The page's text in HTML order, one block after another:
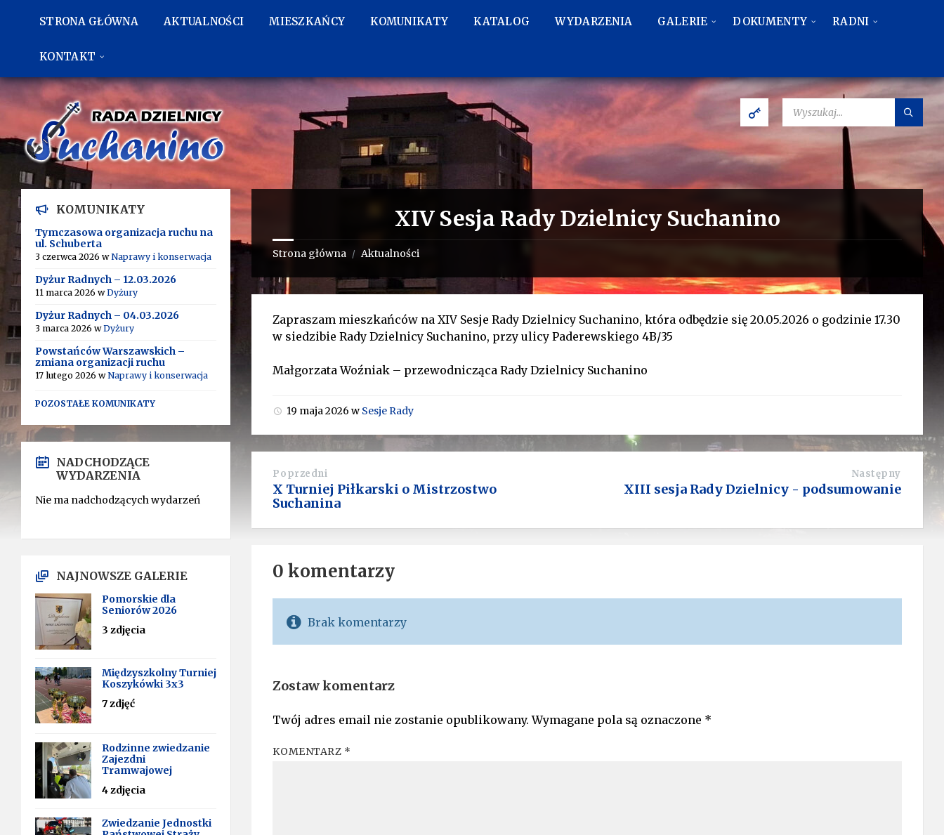
bocznego
STRONA GŁÓWNA AKTUALNOŚCI MIESZKAŃCY KOMUNIKATY KATALOG WYDARZENIA GALERIE DOKUMENTY RADNI
KONTAKT
XIV Sesja Rady Dzielnicy Suchanino
Strona główna / Aktualności
Zapraszam mieszkańców na XIV Sesje Rady Dzielnicy Suchanino, która odbędzie się 20.05.2026 o godzinie 17.30
w siedzibie Rady Dzielnicy Suchanino, przy ulicy Paderewskiego 4B/35
Małgorzata Woźniak – przewodnicząca Rady Dzielnicy Suchanino
19 maja 2026w Sesje Rady
Poprzedni
X Turniej Piłkarski o Mistrzostwo
Suchanina
Następny
XIII sesja Rady Dzielnicy - podsumowanie
0 komentarzy
Brak komentarzy
Zostaw komentarz
Twój adres email nie zostanie opublikowany. Wymagane pola są oznaczone *
KOMENTARZ *
KOMUNIKATY
Tymczasowa organizacja ruchu na
ul. Schuberta
3 czerwca 2026 wNaprawy i konserwacja
Dyżur Radnych – 12.03.2026
11 marca 2026 wDyżury
Dyżur Radnych – 04.03.2026
3 marca 2026 wDyżury
Powstańców Warszawskich –
zmiana organizacji ruchu
17 lutego 2026 wNaprawy i konserwacja
POZOSTAŁE KOMUNIKATY
NADCHODZĄCE
WYDARZENIA
Nie ma nadchodzących wydarzeń
NAJNOWSZE GALERIE
Pomorskie dla
Seniorów 2026
3 zdjęcia
Międzyszkolny Turniej
Koszykówki 3x3
7 zdjęć
Rodzinne zwiedzanie
Zajezdni
Tramwajowej
4 zdjęcia
Zwiedzanie Jednostki